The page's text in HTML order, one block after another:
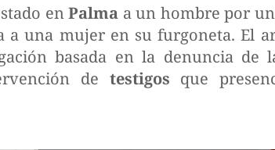
enPalma a un hombre por
una mujer en su furgoneta. El
basada en la denuncia de
de testigos que